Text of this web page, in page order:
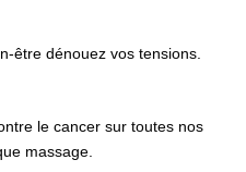
être dénouez vos tensions.
le cancer sur toutes nos
massage.